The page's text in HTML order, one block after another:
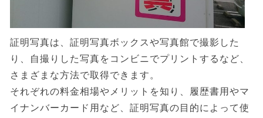
証明写真は、証明写真ボックスや写真館で撮影した
り、自撮りした写真をコンビニでプリントするなど、
さまざまな方法で取得できます。
それぞれの料金相場やメリットを知り、履歴書用やマ
イナンバーカード用など、証明写真の目的によって使